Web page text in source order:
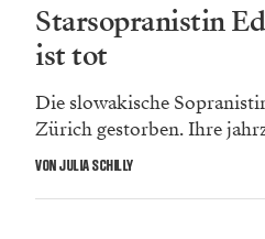
Starsopranistin
ist tot
Die slowakische
Zürich gestorben. Ihre
VON JULIA SCHILLY